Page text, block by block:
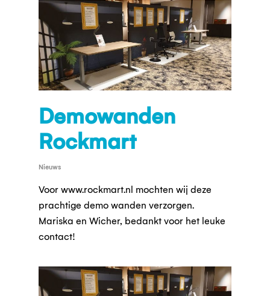
Demowanden
Rockmart
Nieuws
Voor www.rockmart.nl mochten wij deze
prachtige demo wanden verzorgen.
Mariska en Wicher, bedankt voor het leuke
contact!